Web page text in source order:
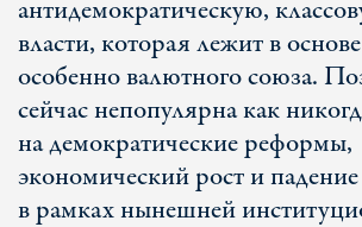
антидемократическую,
власти, которая лежит в
особенно валютного союза.
сейчас непопулярна как
на демократические реформы,
экономический рост и
в рамках нынешней